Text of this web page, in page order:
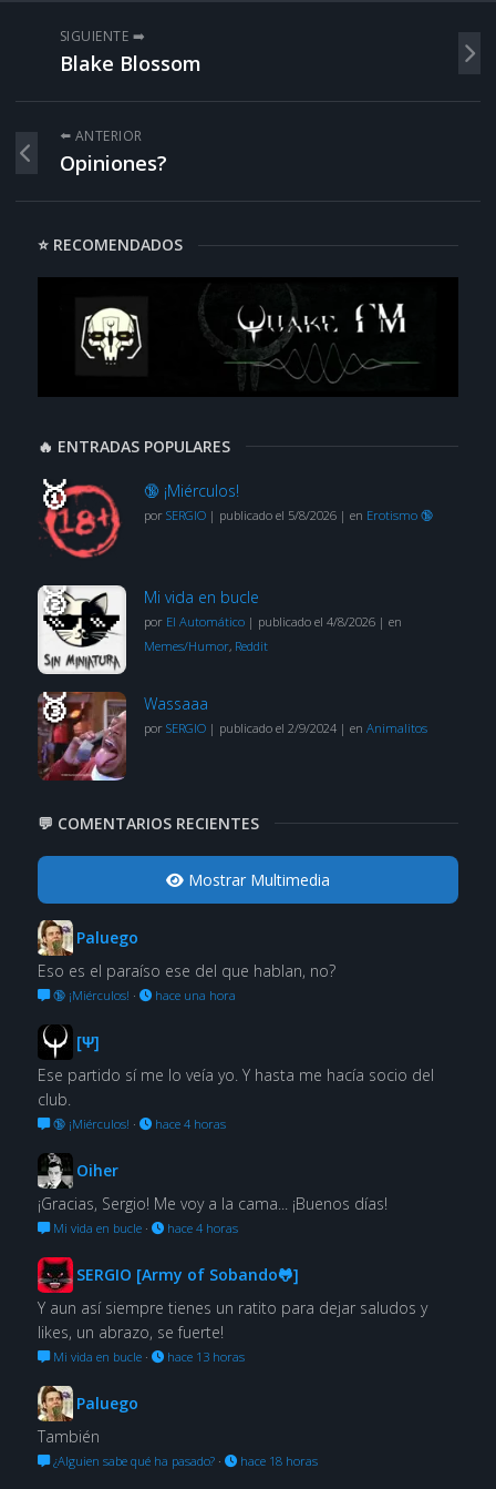
SIGUIENTE ➡️
Blake Blossom
⬅️ ANTERIOR
Opiniones?
⭐ RECOMENDADOS
🔥 ENTRADAS POPULARES
🔞 ¡Miérculos!
por SERGIO| publicado el 5/8/2026| en Erotismo 🔞
Mi vida en bucle
por El Automático| publicado el 4/8/2026| en
Memes/Humor, Reddit
Wassaaa
por SERGIO| publicado el 2/9/2024| en Animalitos
💬 COMENTARIOS RECIENTES
Mostrar Multimedia
Paluego
Eso es el paraíso ese del que hablan, no?
🔞 ¡Miérculos! · hace una hora
[Ψ]
Ese partido sí me lo veía yo. Y hasta me hacía socio del
club.
🔞 ¡Miérculos! · hace 4 horas
Oiher
¡Gracias, Sergio! Me voy a la cama... ¡Buenos días!
Mi vida en bucle· hace 4 horas
SERGIO [Army of Sobando🐸]
Y aun así siempre tienes un ratito para dejar saludos y
likes, un abrazo, se fuerte!
Mi vida en bucle· hace 13 horas
Paluego
También
¿Alguien sabe qué ha pasado?· hace 18 horas